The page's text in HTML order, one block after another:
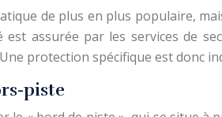
de plus en plus populaire,
assurée par les services de
protection spécifique est donc
piste